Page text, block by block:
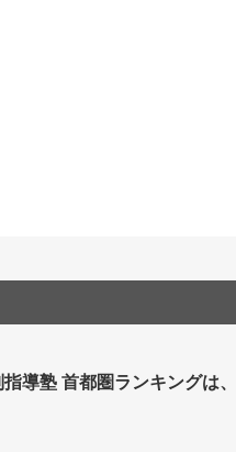
導塾 首都圏ランキングは